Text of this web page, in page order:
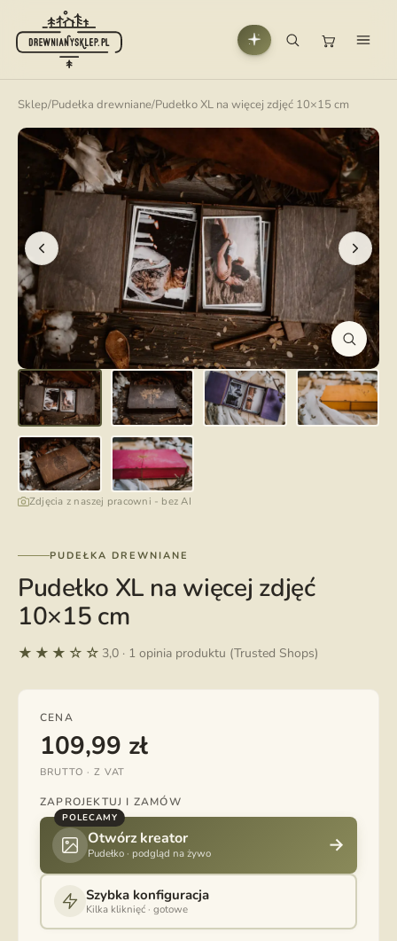
Sklep/Pudełka drewniane/Pudełko XL na więcej zdjęć 10×15 cm
Zdjęcia z naszej pracowni - bez AI
PUDEŁKA DREWNIANE
Pudełko XL na więcej zdjęć
10×15 cm
★★★☆☆ 3,0 · 1 opinia produktu (Trusted Shops)
CENA
109,99 zł
BRUTTO · Z VAT
ZAPROJEKTUJ I ZAMÓW
POLECAMY
Otwórz kreator
Pudełko · podgląd na żywo →
Szybka konfiguracja
Kilka kliknięć · gotowe